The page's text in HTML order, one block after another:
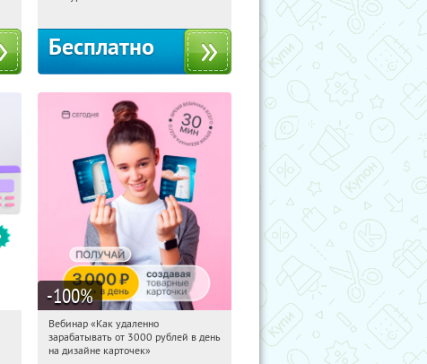
Бесплатно
-100%
03:47:04 Получили:
Россия
Вебинар «Как удаленно
зарабатывать от 3000 рублей в день
на дизайне карточек»